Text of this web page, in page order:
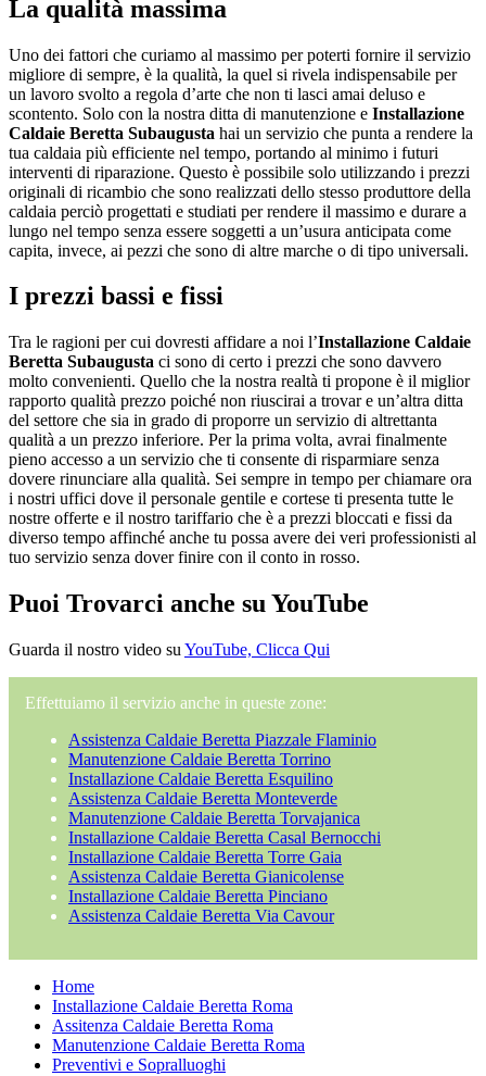
La qualità massima
Uno dei fattori che curiamo al massimo per poterti fornire il servizio
migliore di sempre, è la qualità, la quel si rivela indispensabile per
un lavoro svolto a regola d’arte che non ti lasci amai deluso e
scontento. Solo con la nostra ditta di manutenzione e Installazione
Caldaie Beretta Subaugusta hai un servizio che punta a rendere la
tua caldaia più efficiente nel tempo, portando al minimo i futuri
interventi di riparazione. Questo è possibile solo utilizzando i prezzi
originali di ricambio che sono realizzati dello stesso produttore della
caldaia perciò progettati e studiati per rendere il massimo e durare a
lungo nel tempo senza essere soggetti a un’usura anticipata come
capita, invece, ai pezzi che sono di altre marche o di tipo universali.
I prezzi bassi e fissi
Tra le ragioni per cui dovresti affidare a noi l’Installazione Caldaie
Beretta Subaugusta ci sono di certo i prezzi che sono davvero
molto convenienti. Quello che la nostra realtà ti propone è il miglior
rapporto qualità prezzo poiché non riuscirai a trovar e un’altra ditta
del settore che sia in grado di proporre un servizio di altrettanta
qualità a un prezzo inferiore. Per la prima volta, avrai finalmente
pieno accesso a un servizio che ti consente di risparmiare senza
dovere rinunciare alla qualità. Sei sempre in tempo per chiamare ora
i nostri uffici dove il personale gentile e cortese ti presenta tutte le
nostre offerte e il nostro tariffario che è a prezzi bloccati e fissi da
diverso tempo affinché anche tu possa avere dei veri professionisti al
tuo servizio senza dover finire con il conto in rosso.
Puoi Trovarci anche su YouTube
Guarda il nostro video su YouTube, Clicca Qui
Effettuiamo il servizio anche in queste zone:
Assistenza Caldaie Beretta Piazzale Flaminio
Manutenzione Caldaie Beretta Torrino
Installazione Caldaie Beretta Esquilino
Assistenza Caldaie Beretta Monteverde
Manutenzione Caldaie Beretta Torvajanica
Installazione Caldaie Beretta Casal Bernocchi
Installazione Caldaie Beretta Torre Gaia
Assistenza Caldaie Beretta Gianicolense
Installazione Caldaie Beretta Pinciano
Assistenza Caldaie Beretta Via Cavour
Home
Installazione Caldaie Beretta Roma
Assitenza Caldaie Beretta Roma
Manutenzione Caldaie Beretta Roma
Preventivi e Sopralluoghi